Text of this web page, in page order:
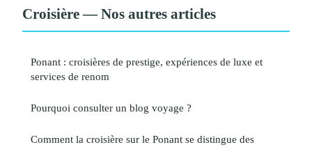
Croisière — Nos autres articles
Ponant : croisières de prestige, expériences de luxe et
services de renom
Pourquoi consulter un blog voyage ?
Comment la croisière sur le Ponant se distingue des